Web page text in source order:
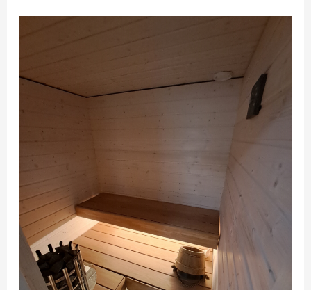
Ypäjä-
Loimaa